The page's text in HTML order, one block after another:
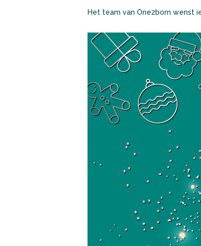
Het team van One2born wenst